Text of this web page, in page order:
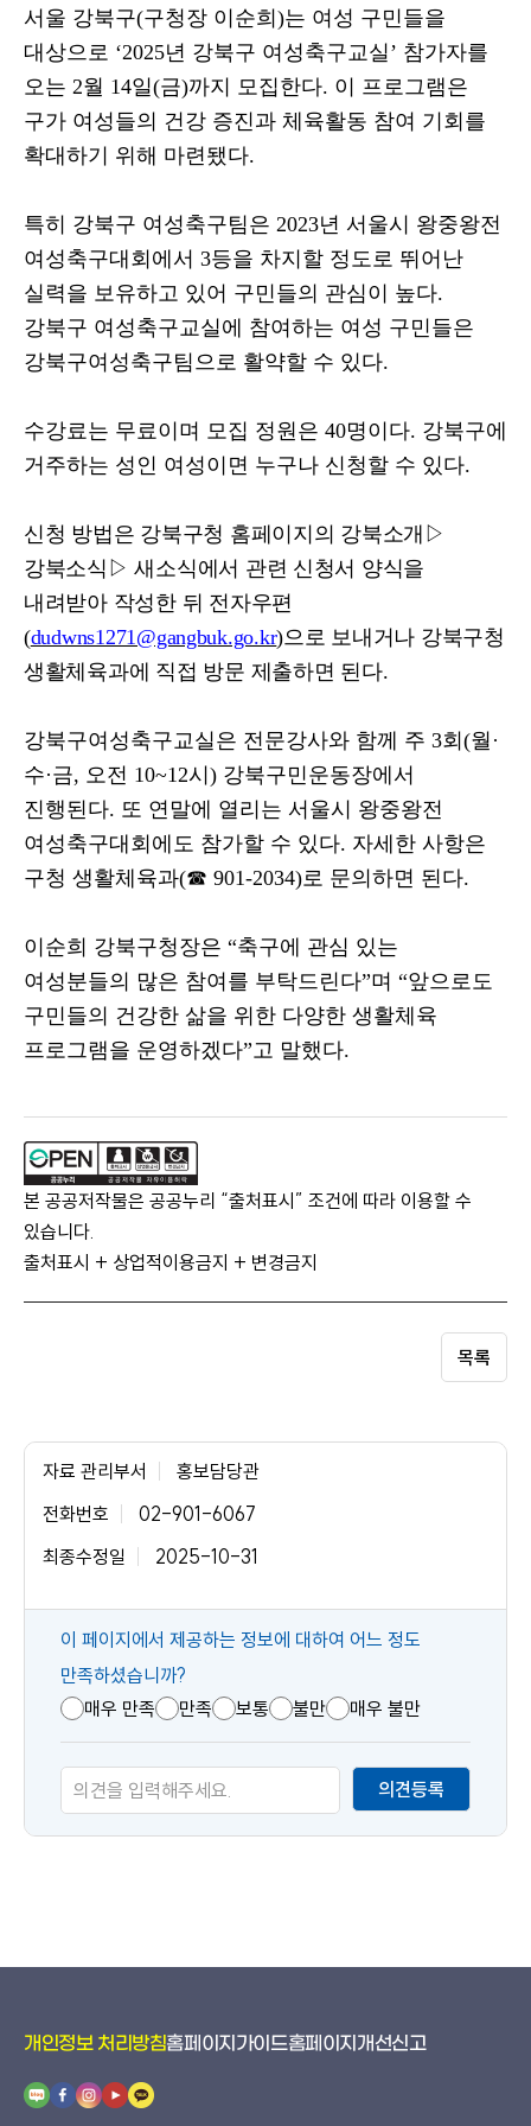
서울 강북구(구청장 이순희 )는 여성 구민들을
대상으로 ‘2025년 강북구 여성축구교실’ 참가자를
오는 2월 14일(금)까지 모집한다. 이 프로그램은
구가 여성들의 건강 증진과 체육활동 참여 기회를
확대하기 위해 마련됐다.
특히 강북구 여성축구팀은 2023년 서울시 왕중왕전
여성축구대회에서 3등을 차지할 정도로 뛰어난
실력을 보유하고 있어 구민들의 관심이 높다.
강북구 여성축구교실에 참여하는 여성 구민들은
강북구여성축구팀으로 활약할 수 있다.
수강료는 무료이며 모집 정원은 40명이다. 강북구에
거주하는 성인 여성이면 누구나 신청할 수 있다.
신청 방법은 강북구청 홈페이지의 강북소개 ▷
강북소식 ▷새소식에서 관련 신청서 양식을
내려받아 작성한 뒤 전자우편
(dudwns1271@gangbuk.go.kr)으로 보내거나 강북구청
생활체육과에 직접 방문 제출하면 된다.
강북구여성축구교실은 전문강사와 함께 주 3회 (월 ·
수·금, 오전 10~12시 ) 강북구민운동장에서
진행된다. 또 연말에 열리는 서울시 왕중왕전
여성축구대회에도 참가할 수 있다. 자세한 사항은
구청 생활체육과(☎ 901-2034)로 문의하면 된다.
이순희 강북구청장은 “축구에 관심 있는
여성분들의 많은 참여를 부탁드린다”며 “앞으로도
구민들의 건강한 삶을 위한 다양한 생활체육
프로그램을 운영하겠다”고 말했다.
본 공공저작물은 공공누리 “출처표시” 조건에 따라 이용할 수
있습니다.
출처표시 + 상업적이용금지 + 변경금지
목록
자료 관리부서
홍보담당관
전화번호
02-901-6067
최종수정일
2025-10-31
콘
텐
츠
만
족
도
이 페이지에서 제공하는 정보에 대하여 어느 정도
만족하셨습니까?
매우 만족
만족 보통 불만 매우 불만
의견등록
개인정보 처리방침홈페이지가이드홈페이지개선신고